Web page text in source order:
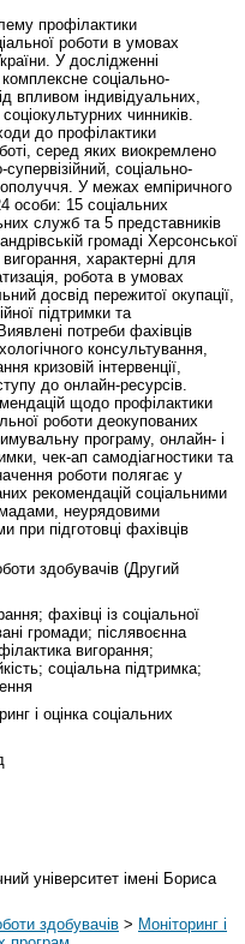
профілактики
роботи в умовах
У дослідженні
соціально-
впливом індивідуальних,
чинників.
до профілактики
серед яких виокремлено
соціально-
У межах емпіричного
особи: 15 соціальних
служб та 5 представників
громаді Херсонської
характерні для
робота в умовах
досвід пережитої окупації,
підтримки та
потреби фахівців
консультування,
кризовій інтервенції,
до онлайн-ресурсів.
щодо профілактики
роботи деокупованих
програму, онлайн- і
чек-ап самодіагностики та
роботи полягає у
рекомендацій соціальними
неурядовими
при підготовці фахівців
здобувачів (Другий
фахівці із соціальної
громади; післявоєнна
вигорання;
соціальна підтримка;
і оцінка соціальних
університет імені Бориса
здобувачів > Моніторинг і